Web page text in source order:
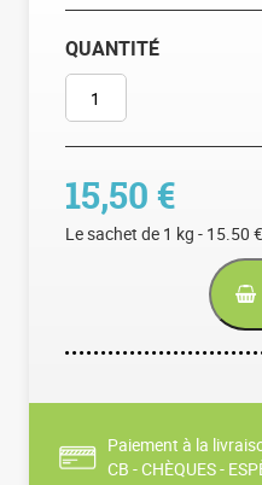
QUANTITÉ
QUANTITÉ DE BOUDIN
15,50€
Le sachet de 1 kg - 15.50
Paiement à la
CB - CHÈQUES -